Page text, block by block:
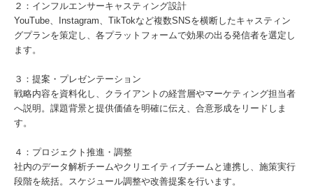
２：インフルエンサーキャスティング設計
YouTube、Instagram、TikTokなど複数SNSを横断したキャスティン
グプランを策定し、各プラットフォームで効果の出る発信者を選定し
ます。
３：提案・プレゼンテーション
戦略内容を資料化し、クライアントの経営層やマーケティング担当者
へ説明。課題背景と提供価値を明確に伝え、合意形成をリードしま
す。
４：プロジェクト推進・調整
社内のデータ解析チームやクリエイティブチームと連携し、施策実行
段階を統括。スケジュール調整や改善提案を行います。